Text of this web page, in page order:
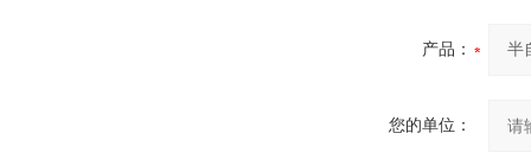
产品：
您的单位：